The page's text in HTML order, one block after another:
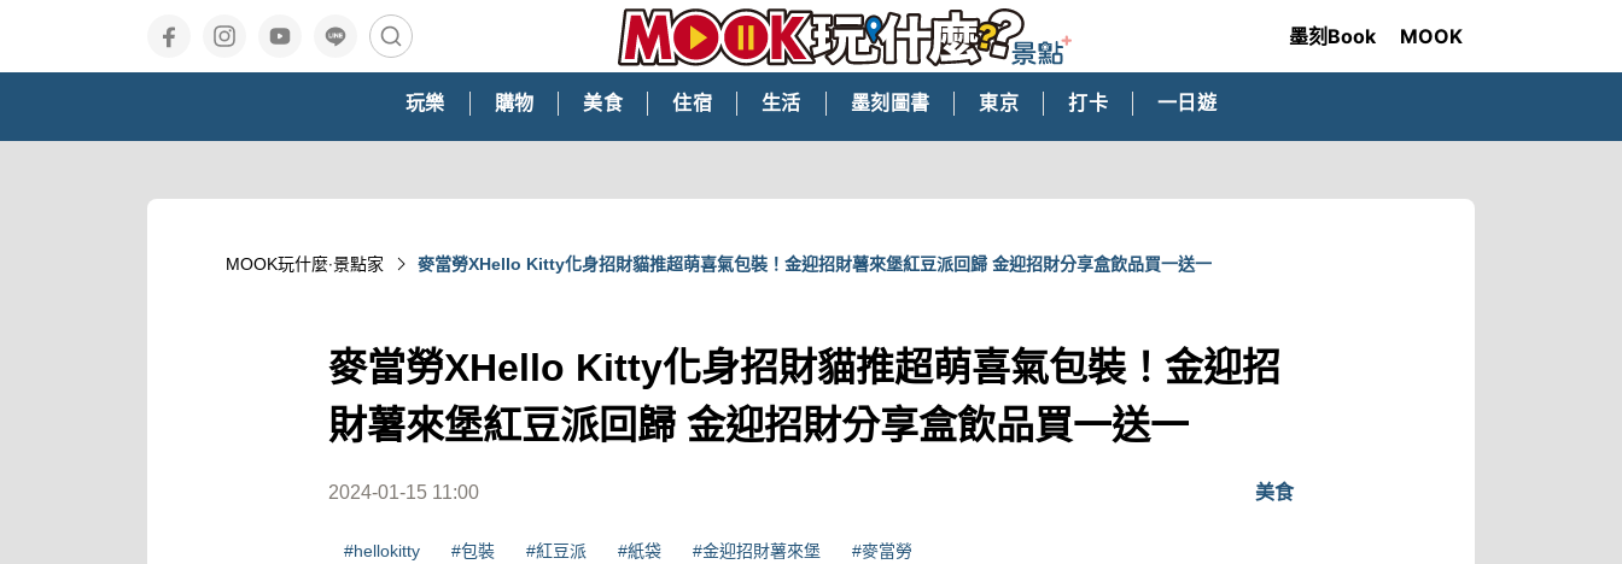
墨刻Book MOOK
玩樂 購物 美食 住宿 生活 墨刻圖書 東京 打卡 一日遊
MOOK玩什麼‧景點家 麥當勞XHello Kitty化身招財貓推超萌喜氣包裝！金迎招財薯來堡紅豆派回歸 金迎招財分享盒飲品買一送一
麥當勞XHello Kitty化身招財貓推超萌喜氣包裝！金迎招
財薯來堡紅豆派回歸 金迎招財分享盒飲品買一送一
2024-01-15 11:00 美食
#hellokitty #包裝 #紅豆派 #紙袋 #金迎招財薯來堡 #麥當勞